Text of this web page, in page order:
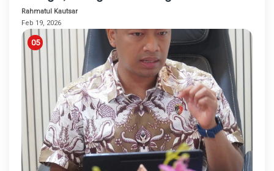
Rahmatul Kautsar
Feb 19, 2026